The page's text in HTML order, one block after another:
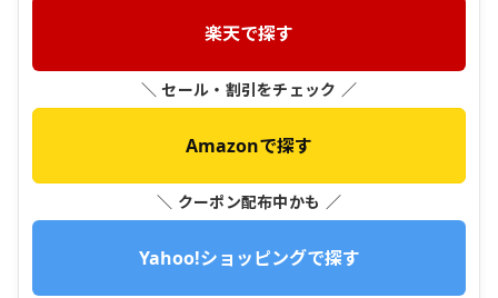
楽天で探す
＼ セール・割引をチェック ／
Amazonで探す
＼ クーポン配布中かも ／
Yahoo!ショッピングで探す